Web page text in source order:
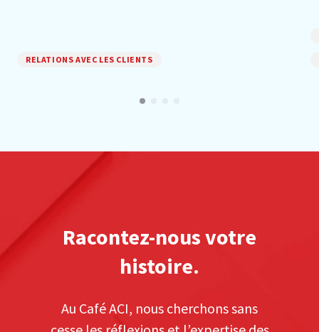
RELATIONS AVEC LES CLIENTS
Racontez-nous votre
histoire.
Au Café ACI, nous cherchons sans